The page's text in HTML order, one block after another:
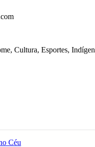
Cultura, Esportes,